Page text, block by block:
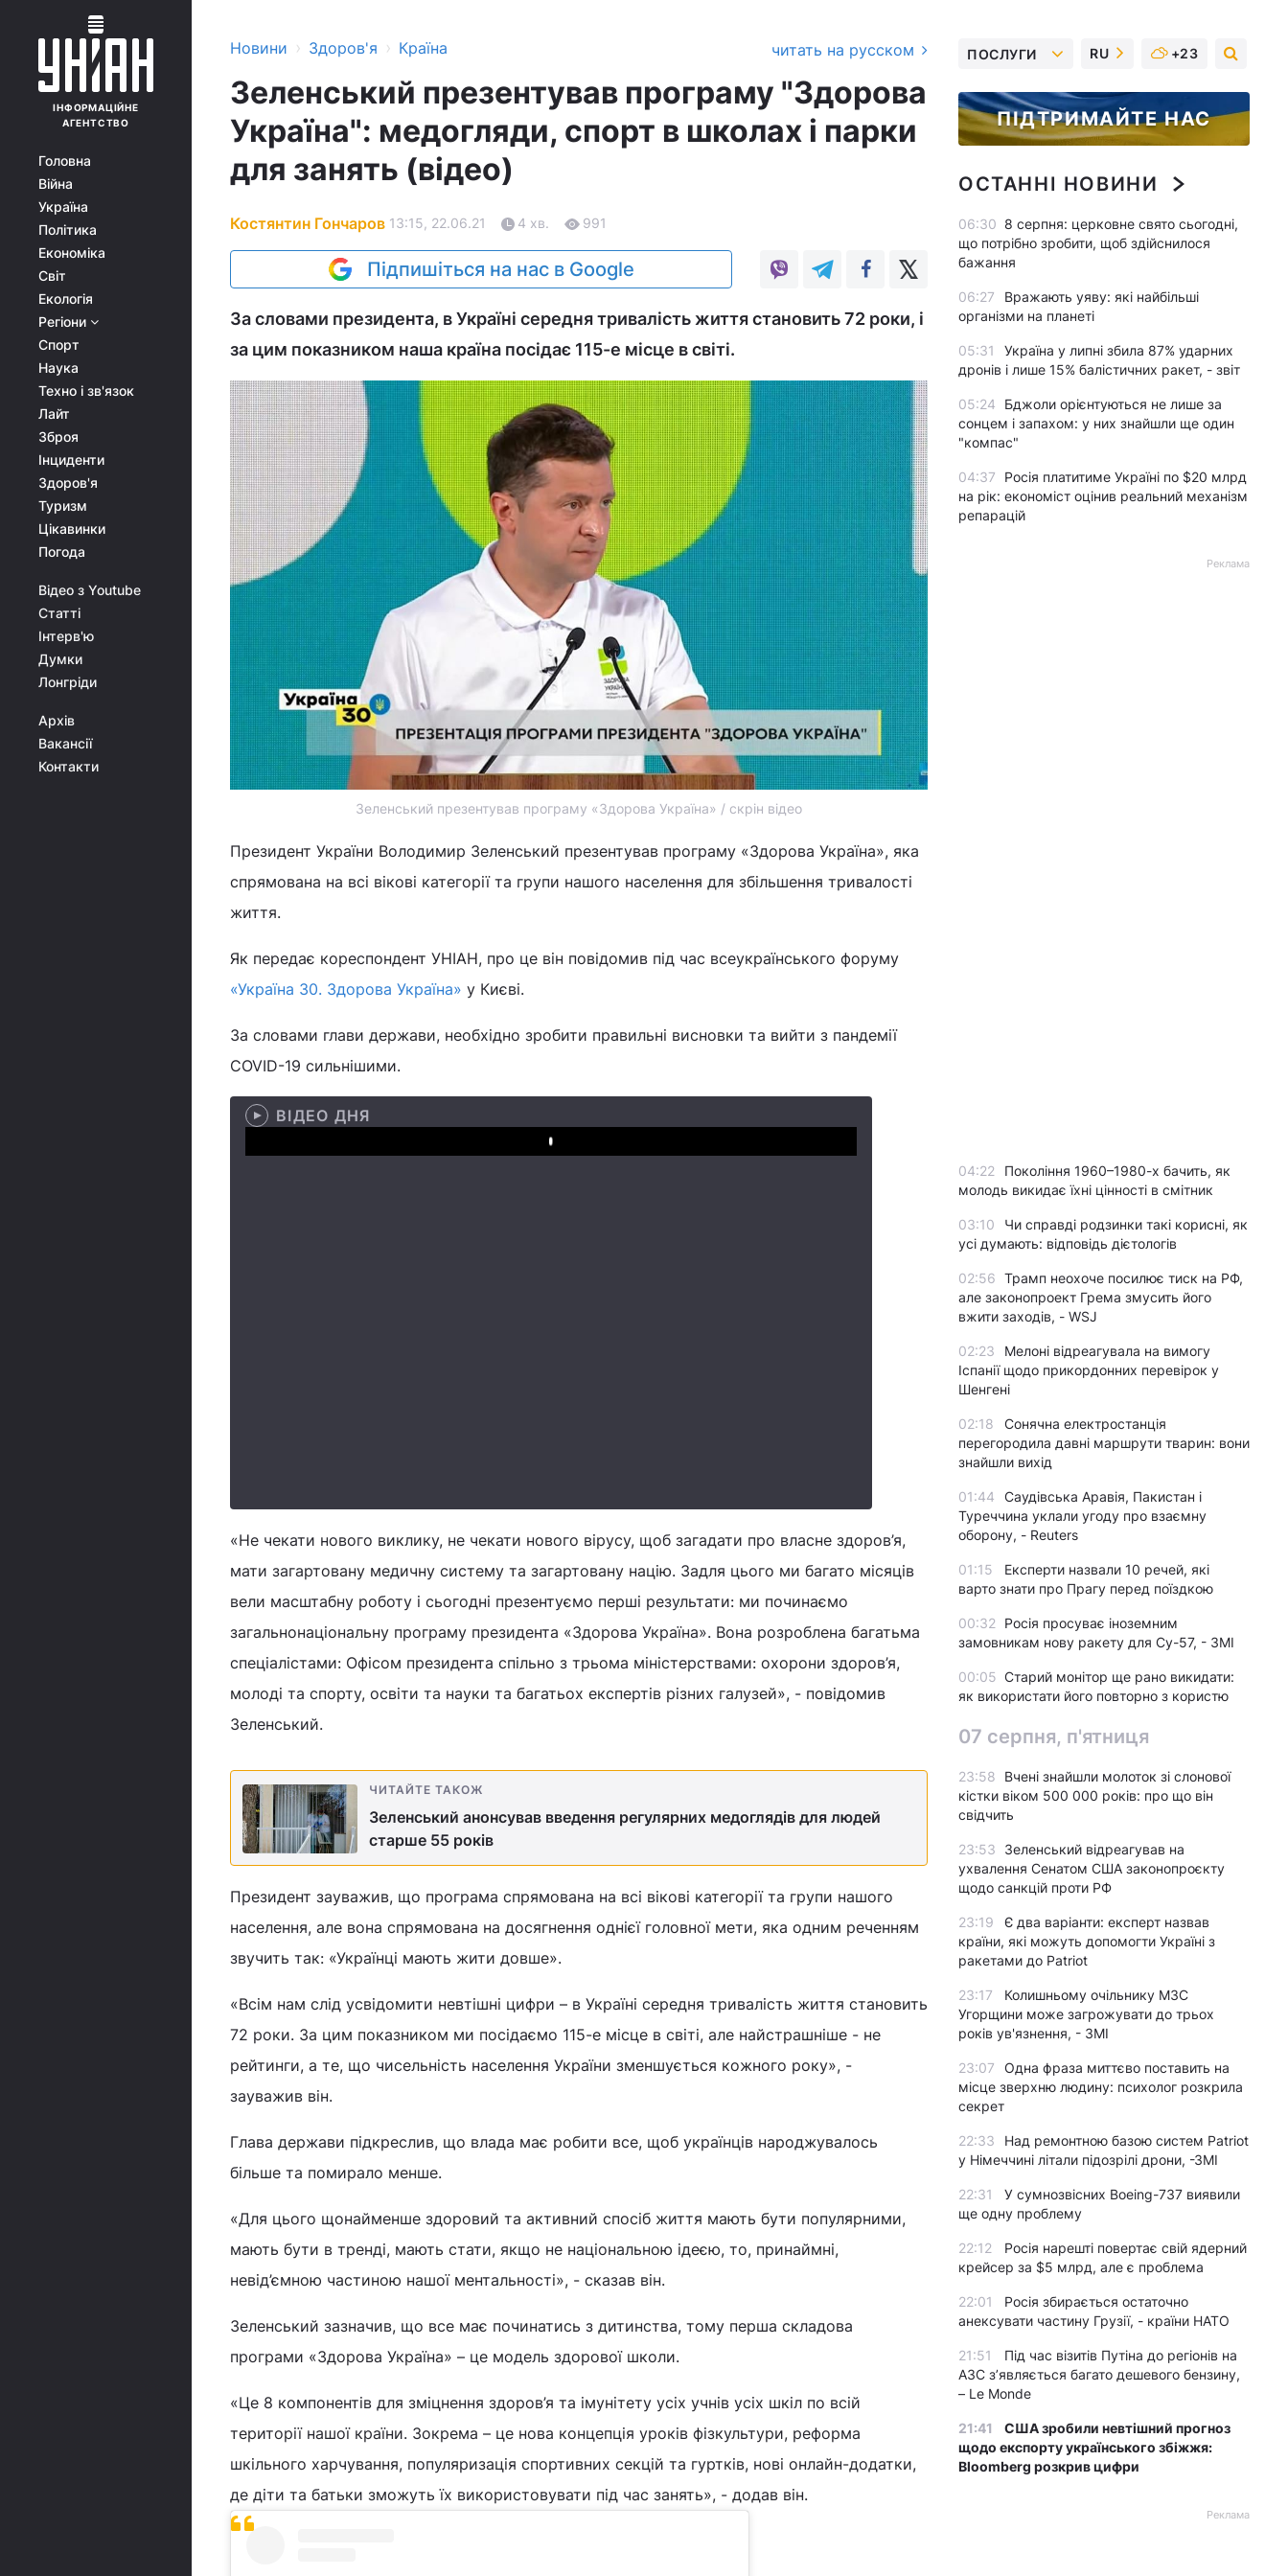
ІНФОРМАЦІЙНЕ
АГЕНТСТВО
Головна
Війна
Україна
Політика
Економіка
Світ
Екологія
Регіони
Спорт
Наука
Техно і зв'язок
Лайт
Зброя
Інциденти
Здоров'я
Туризм
Цікавинки
Погода
Відео з Youtube
Статті
Інтерв'ю
Думки
Лонгріди
Архів
Вакансії
Контакти
Новини › Здоров'я › Країна читать на русском
Зеленський презентував програму "Здорова
Україна": медогляди, спорт в школах і парки
для занять (відео)
Костянтин Гончаров 13:15, 22.06.21 4 хв. 991
Підпишіться на нас в Google
За словами президента, в Україні середня тривалість життя становить 72 роки, і
за цим показником наша країна посідає 115-е місце в світі.
Зеленський презентував програму «Здорова Україна» / скрін відео
Президент України Володимир Зеленський презентував програму «Здорова Україна», яка
спрямована на всі вікові категорії та групи нашого населення для збільшення тривалості
життя.
Як передає кореспондент УНІАН, про це він повідомив під час всеукраїнського форуму
«Україна 30. Здорова Україна» у Києві.
За словами глави держави, необхідно зробити правильні висновки та вийти з пандемії
COVID-19 сильнішими.
ВІДЕО ДНЯ
Play
«Не чекати нового виклику, не чекати нового вірусу, щоб загадати про власне здоров’я,
мати загартовану медичну систему та загартовану націю. Задля цього ми багато місяців
вели масштабну роботу і сьогодні презентуємо перші результати: ми починаємо
загальнонаціональну програму президента «Здорова Україна». Вона розроблена багатьма
спеціалістами: Офісом президента спільно з трьома міністерствами: охорони здоров’я,
молоді та спорту, освіти та науки та багатьох експертів різних галузей», - повідомив
Зеленський.
ЧИТАЙТЕ ТАКОЖ
Зеленський анонсував введення регулярних медоглядів для людей
старше 55 років
Президент зауважив, що програма спрямована на всі вікові категорії та групи нашого
населення, але вона спрямована на досягнення однієї головної мети, яка одним реченням
звучить так: «Українці мають жити довше».
«Всім нам слід усвідомити невтішні цифри – в Україні середня тривалість життя становить
72 роки. За цим показником ми посідаємо 115-е місце в світі, але найстрашніше - не
рейтинги, а те, що чисельність населення України зменшується кожного року», -
зауважив він.
Глава держави підкреслив, що влада має робити все, щоб українців народжувалось
більше та помирало менше.
«Для цього щонайменше здоровий та активний спосіб життя мають бути популярними,
мають бути в тренді, мають стати, якщо не національною ідеєю, то, принаймні,
невід’ємною частиною нашої ментальності», - сказав він.
Зеленський зазначив, що все має починатись з дитинства, тому перша складова
програми «Здорова Україна» – це модель здорової школи.
«Це 8 компонентів для зміцнення здоров’я та імунітету усіх учнів усіх шкіл по всій
території нашої країни. Зокрема – це нова концепція уроків фізкультури, реформа
шкільного харчування, популяризація спортивних секцій та гуртків, нові онлайн-додатки,
де діти та батьки зможуть їх використовувати під час занять», - додав він.
ПОСЛУГИ RU +23
ПІДТРИМАЙТЕ НАС
ОСТАННІ НОВИНИ
06:30 8 серпня: церковне свято сьогодні,
що потрібно зробити, щоб здійснилося
бажання
06:27
Вражають уяву: які найбільші
організми на планеті
05:31
Україна у липні збила 87% ударних
дронів і лише 15% балістичних ракет, - звіт
05:24
Бджоли орієнтуються не лише за
сонцем і запахом: у них знайшли ще один
"компас"
04:37
Росія платитиме Україні по $20 млрд
на рік: економіст оцінив реальний механізм
репарацій
Реклама
04:22
Покоління 1960–1980-х бачить, як
молодь викидає їхні цінності в смітник
03:10
Чи справді родзинки такі корисні, як
усі думають: відповідь дієтологів
02:56 Трамп неохоче посилює тиск на РФ,
але законопроект Грема змусить його
вжити заходів, - WSJ
02:23
Мелоні відреагувала на вимогу
Іспанії щодо прикордонних перевірок у
Шенгені
02:18
Сонячна електростанція
перегородила давні маршрути тварин: вони
знайшли вихід
01:44
Саудівська Аравія, Пакистан і
Туреччина уклали угоду про взаємну
оборону, - Reuters
01:15
Експерти назвали 10 речей, які
варто знати про Прагу перед поїздкою
00:32
Росія просуває іноземним
замовникам нову ракету для Су-57, - ЗМІ
00:05 Старий монітор ще рано викидати:
як використати його повторно з користю
07 серпня, п'ятниця
23:58
Вчені знайшли молоток зі слонової
кістки віком 500 000 років: про що він
свідчить
23:53
Зеленський відреагував на
ухвалення Сенатом США законопроєкту
щодо санкцій проти РФ
23:19
Є два варіанти: експерт назвав
країни, які можуть допомогти Україні з
ракетами до Patriot
23:17
Колишньому очільнику МЗС
Угорщини може загрожувати до трьох
років ув'язнення, - ЗМІ
23:07
Одна фраза миттєво поставить на
місце зверхню людину: психолог розкрила
секрет
22:33
Над ремонтною базою систем Patriot
у Німеччині літали підозрілі дрони, -ЗМІ
22:31
У сумнозвісних Boeing-737 виявили
ще одну проблему
22:12
Росія нарешті повертає свій ядерний
крейсер за $5 млрд, але є проблема
22:01
Росія збирається остаточно
анексувати частину Грузії, - країни НАТО
21:51
Під час візитів Путіна до регіонів на
АЗС з’являється багато дешевого бензину,
– Le Monde
21:41
США зробили невтішний прогноз
щодо експорту українського збіжжя:
Bloomberg розкрив цифри
Реклама